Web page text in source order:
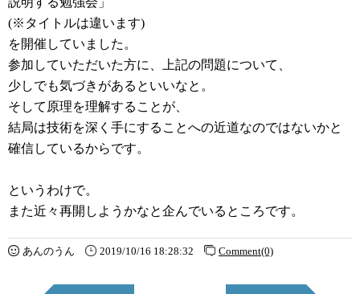
(※タイトルは違います)
を開催していました。
参加していただいた方に、上記の問題について、
少しでも気づきがあるといいなと。
そして原理を理解することが、
結局は技術を深く手にすることへの近道なのではないかと
確信しているからです。
というわけで。
また近々再開しようかなと企んでいるところです。
あんのうん 2019/10/16 18:28:32 Comment(0)